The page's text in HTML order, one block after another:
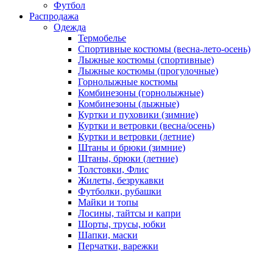
Футбол
Распродажа
Одежда
Термобелье
Спортивные костюмы (весна-лето-осень)
Лыжные костюмы (спортивные)
Лыжные костюмы (прогулочные)
Горнолыжные костюмы
Комбинезоны (горнолыжные)
Комбинезоны (лыжные)
Куртки и пуховики (зимние)
Куртки и ветровки (весна/осень)
Куртки и ветровки (летние)
Штаны и брюки (зимние)
Штаны, брюки (летние)
Толстовки, Флис
Жилеты, безрукавки
Футболки, рубашки
Майки и топы
Лосины, тайтсы и капри
Шорты, трусы, юбки
Шапки, маски
Перчатки, варежки